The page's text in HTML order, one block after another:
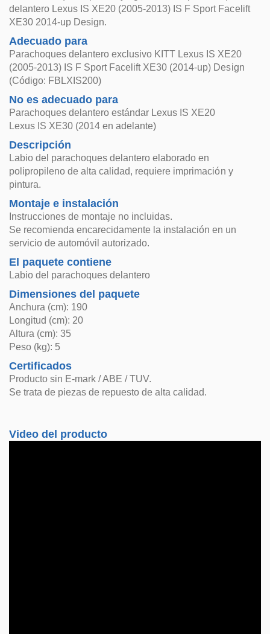
delantero Lexus IS XE20 (2005-2013) IS F Sport Facelift
XE30 2014-up Design.
Adecuado para
Parachoques delantero exclusivo KITT Lexus IS XE20
(2005-2013) IS F Sport Facelift XE30 (2014-up) Design
(Código: FBLXIS200)
No es adecuado para
Parachoques delantero estándar Lexus IS XE20
Lexus IS XE30 (2014 en adelante)
Descripción
Labio del parachoques delantero elaborado en
polipropileno de alta calidad, requiere imprimación y
pintura.
Montaje e instalación
Instrucciones de montaje no incluidas.
Se recomienda encarecidamente la instalación en un
servicio de automóvil autorizado.
El paquete contiene
Labio del parachoques delantero
Dimensiones del paquete
Anchura (cm): 190
Longitud (cm): 20
Altura (cm): 35
Peso (kg): 5
Certificados
Producto sin E-mark / ABE / TUV.
Se trata de piezas de repuesto de alta calidad.
Video del producto